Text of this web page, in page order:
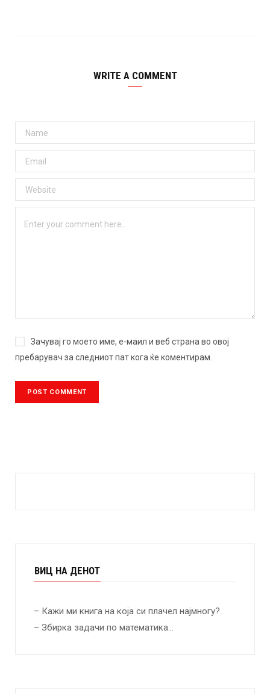
WRITE A COMMENT
Зачувај го моето име, е-маил и веб страна во овој
пребарувач за следниот пат кога ќе коментирам.
ВИЦ НА ДЕНОТ
– Кажи ми книга на која си плачел најмногу?
– Збирка задачи по математика…